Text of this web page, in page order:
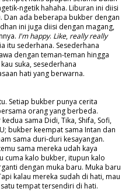
ngetik hahaha. Liburan ini diisi
Dan ada beberapa bukber dengan
ini juga diisi dengan magang,
I'm happy. Like, really really
itu sederhana. Sesederhana
dengan teman-teman hingga
suka, sesederhana
hati yang berwarna.
Setiap bukber punya cerita
orang yang berbeda.
sama Didi, Tika, Shifa, Sofi,
bukber keempat sama Intan dan
sama duri-duri kesayangan.
sama mereka udah kaya
cuma kalo bukber, itupun kalo
dengan muka baru. Muka baru
kalau mereka sudah di hati, mau
tempat tersendiri di hati.